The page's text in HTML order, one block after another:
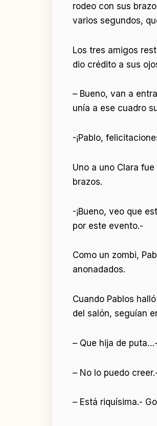
rodeo con sus
varios segundos,
Los tres amigos
dio crédito a sus
– Bueno, van a
unía a ese cuadro
-¡Pablo,
Uno a uno Clara
brazos.
-¡Bueno, veo que
por este evento.-
Como un zombi,
anonadados.
Cuando Pablos
del salón, seguían
– Que hija de
– No lo puedo
– Está riquísima.-